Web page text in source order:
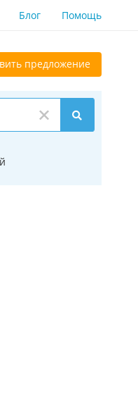
Блог Помощь
предложение